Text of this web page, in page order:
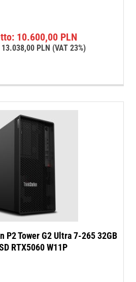
10.600,00 PLN
13.038,00 PLN (VAT 23%)
P2 Tower G2 Ultra 7-265 32GB
RTX5060 W11P